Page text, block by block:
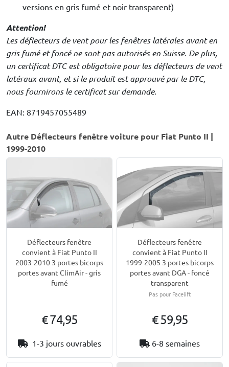
versions en gris fumé et noir transparent)
Attention!
Les déflecteurs de vent pour les fenêtres latérales avant en
gris fumé et foncé ne sont pas autorisés en Suisse. De plus,
un certificat DTC est obligatoire pour les déflecteurs de vent
latéraux avant, et si le produit est approuvé par le DTC,
nous fournirons le certificat sur demande.
EAN: 8719457055489
Autre Déflecteurs fenêtre voiture pour Fiat Punto II |
1999-2010
Déflecteurs fenêtre
convient à Fiat Punto II
2003-2010 3 portes bicorps
portes avant ClimAir - gris
fumé
€ 74,95
1-3 jours ouvrables
Déflecteurs fenêtre
convient à Fiat Punto II
1999-2005 3 portes bicorps
portes avant DGA - foncé
transparent
Pas pour Facelift
€ 59,95
6-8 semaines